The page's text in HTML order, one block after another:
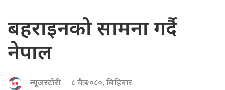
बहराइनको सामना गर्दै
नेपाल
न्यूजस्टोरी ८ चैत्र २०८०, बिहिबार